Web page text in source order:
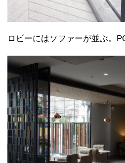
ロビーにはソファーが並ぶ。